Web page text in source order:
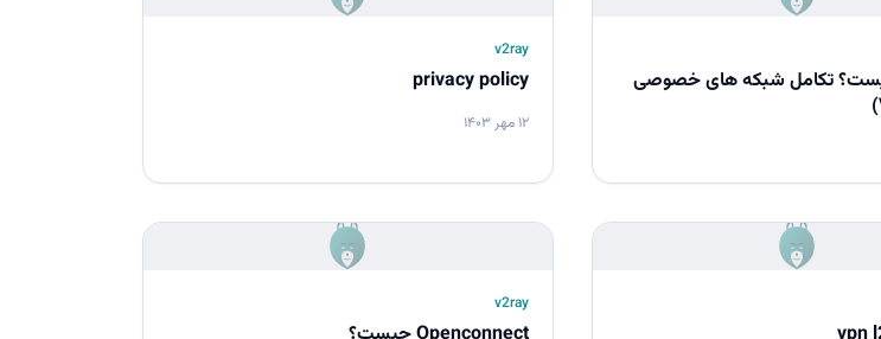
تکامل شبکه های خصوصی
v2ray
privacy policy
۱۲ مهر ۱۴۰۳
v2ray